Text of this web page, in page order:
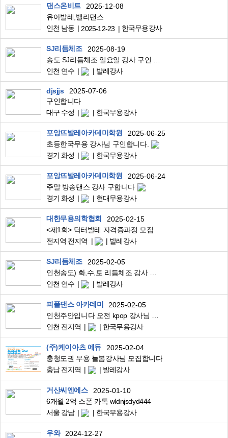
댄스온비트
2025-12-08
유아발레,밸리댄스
인천 남동
2025-12-23 한국무용강사
SJ리듬체조
2025-08-19
인천 연수
발레강사
djsjjs
2025-07-06
구인합니다
대구 수성
한국무용강사
포앙뜨발레아카데미학원
2025-06-25
초등한국무용 강사님 구인합니다.
경기 화성
한국무용강사
포앙뜨발레아카데미학원
2025-06-24
주말 방송댄스 강사 구합니다
경기 화성
현대무용강사
대한무용의학협회
2025-02-15
<제1회> 닥터발레 자격증과정 모집
전지역 전지역
발레강사
SJ리듬체조
2025-02-05
인천 연수
발레강사
피플댄스 아카데미
2025-02-05
인천 전지역
한국무용강사
(주)케이아츠 에듀
2025-02-04
충청도권 무용 늘봄강사님 모집합니다
충남 전지역
발레강사
거산씨엔에스
2025-01-10
6개월 2억 스폰 카톡 wldnjsdyd444
서울 강남
한국무용강사
우와
2024-12-27